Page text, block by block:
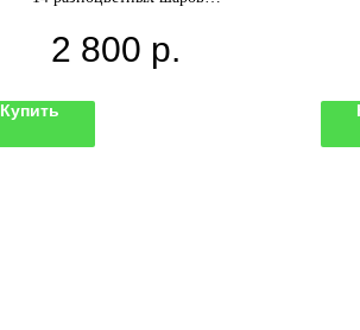
Грузик
2 800 р.
Купить